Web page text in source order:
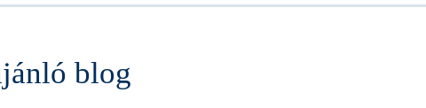
blog